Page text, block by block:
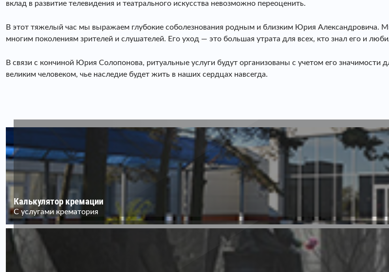
вклад в развитие телевидения и театрального искусства невозможно переоценить.
В этот тяжелый час мы выражаем глубокие соболезнования родным и близким Юрия Александровича.
многим поколениям зрителей и слушателей. Его уход — это большая утрата для всех, кто знал его и
В связи с кончиной Юрия Солопонова, ритуальные услуги будут организованы с учетом его
великим человеком, чье наследие будет жить в наших сердцах навсегда.
Калькулятор кремации
С услугами крематория